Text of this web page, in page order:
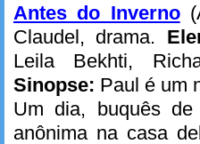
Antes do Inverno
Claudel, drama.
Leila Bekhti,
Sinopse: Paul é um
Um dia, buquês
anônima na casa